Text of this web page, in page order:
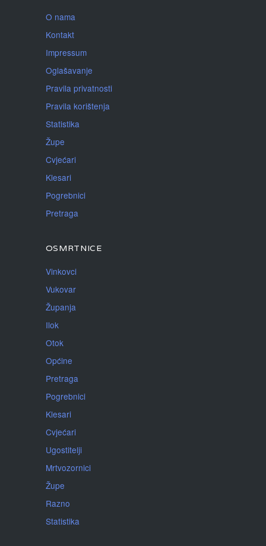
O nama
Kontakt
Impressum
Oglašavanje
Pravila privatnosti
Pravila korištenja
Statistika
Župe
Cvjećari
Klesari
Pogrebnici
Pretraga
OSMRTNICE
Vinkovci
Vukovar
Županja
Ilok
Otok
Općine
Pretraga
Pogrebnici
Klesari
Cvjećari
Ugostitelji
Mrtvozornici
Župe
Razno
Statistika